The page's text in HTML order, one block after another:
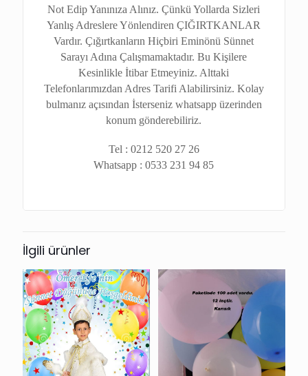
Not Edip Yanınıza Alınız. Çünkü Yollarda Sizleri
Yanlış Adreslere Yönlendiren ÇIĞIRTKANLAR
Vardır. Çığırtkanların Hiçbiri Eminönü Sünnet
Sarayı Adına Çalışmamaktadır. Bu Kişilere
Kesinlikle İtibar Etmeyiniz. Alttaki
Telefonlarımızdan Adres Tarifi Alabilirsiniz. Kolay
bulmanız açısından İsterseniz whatsapp üzerinden
konum gönderebiliriz.
Tel : 0212 520 27 26
Whatsapp : 0533 231 94 85
İlgili ürünler